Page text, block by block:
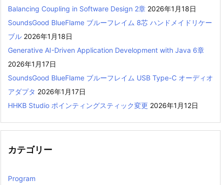
Balancing Coupling in Software Design 2章 2026年1月18日
SoundsGood BlueFlame ブルーフレイム 8芯 ハンドメイドリケー
ブル 2026年1月18日
Generative AI-Driven Application Development with Java 6章
2026年1月17日
SoundsGood BlueFlame ブルーフレイム USB Type-C オーディオ
アダプタ 2026年1月17日
HHKB Studio ポインティングスティック変更 2026年1月12日
カテゴリー
Program